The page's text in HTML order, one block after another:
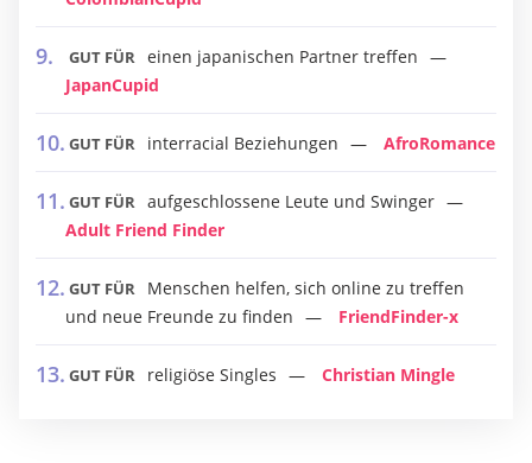
GUT FÜR einen japanischen Partner treffen
JapanCupid
GUT FÜR interracial Beziehungen AfroRomance
GUT FÜR aufgeschlossene Leute und Swinger
Adult Friend Finder
GUT FÜR
Menschen helfen, sich online zu treffen
und neue Freunde zu finden
FriendFinder-x
GUT FÜR religiöse Singles Christian Mingle